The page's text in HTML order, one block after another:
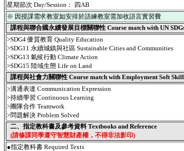
星期節次 Day/Session： 四AB
※ 因授課需求教室如安排於語練教室需加收語言實習費
課程與聯合國永續發展目標關聯性 Course match with UN
>SDG4 優質教育 Quality Education
>SDG11 永續城鎮與社區 Sustainable Cities and Communities
>SDG13 氣候行動 Climate Action
>SDG15 陸域生態 Life on Land
課程與社會力關聯性 Course match with Employment Soft
>溝通表達 Communication Expression
>持續學習 Continuous Learning
>團隊合作 Teamwork
>問題解決 Problem Solved
二、指定教科書及參考資料 Textbooks and Reference
(請修課同學遵守智慧財產權，不得非法影印)
●指定教科書 Required Texts